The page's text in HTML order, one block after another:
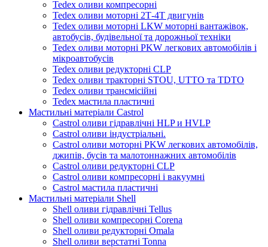
Tedex оливи компресорні
Tedex оливи моторні 2Т-4Т двигунів
Tedex оливи моторні LKW моторні вантажівок,
автобусів, будівельної та дорожньої техніки
Tedex оливи моторні PKW легкових автомобілів і
мікроавтобусів
Tedex оливи редукторні CLP
Tedex оливи тракторні STOU, UTTO та TDTO
Tedex оливи трансмісійні
Tedex мастила пластичні
Мастильні матеріали Castrol
Castrol оливи гідравлічні HLP и HVLP
Castrol оливи індустріальні.
Castrol оливи моторні PKW легкових автомобілів,
джипів, бусів та малотоннажних автомобілів
Castrol оливи редукторні CLP
Castrol оливи компресорні і вакуумні
Castrol мастила пластичні
Мастильні матеріали Shell
Shell оливи гідравлічні Tellus
Shell оливи компресорні Corena
Shell оливи редукторні Omala
Shell оливи верстатні Tonna